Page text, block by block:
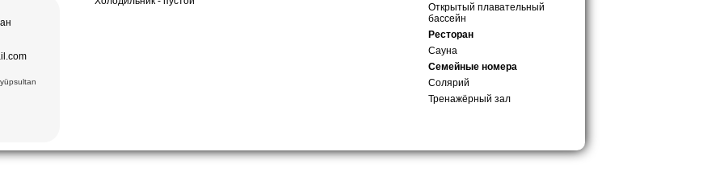
Медресе
Биби-
ковровая
вв.)
Мири
Заргарон
Ляби-
Открытый плавательный
бассейн
Ресторан
Сауна
Семейные номера
Солярий
Тренажёрный зал